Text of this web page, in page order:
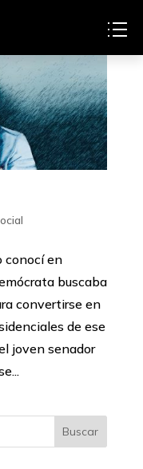
conocí en
buscaba
convertirse en
de ese
joven senador
Buscar